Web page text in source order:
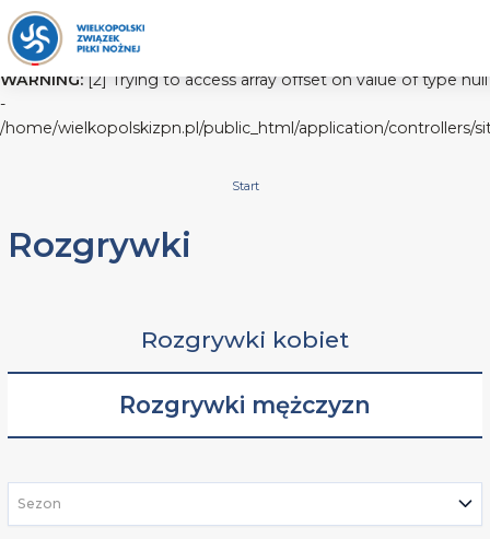
WARNING:[2] Trying to access array offset on value of type null
-
/home/wielkopolskizpn.pl/public_html/application/controllers/
Start
Rozgrywki
Rozgrywki kobiet
Rozgrywki mężczyzn
Sezon